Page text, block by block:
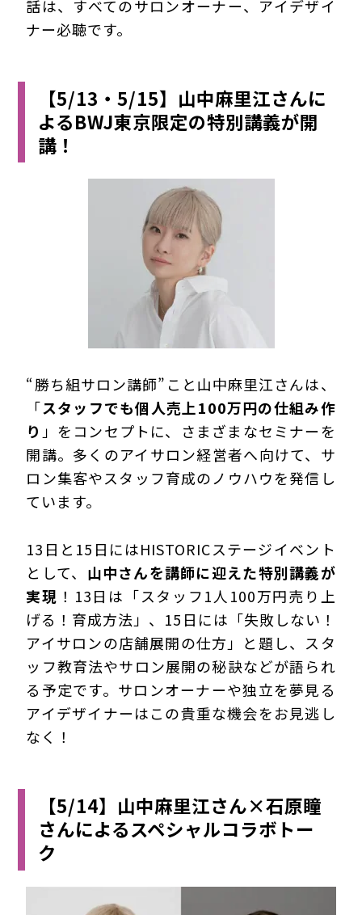
話は、すべてのサロンオーナー、アイデザイ
ナー必聴です。
【5/13・5/15】山中麻里江さんに
よるBWJ東京限定の特別講義が開
講！
“勝ち組サロン講師”こと山中麻里江さんは、
「スタッフでも個人売上100万円の仕組み作
り 」をコンセプトに、さまざまなセミナーを
開講。多くのアイサロン経営者へ向けて、サ
ロン集客やスタッフ育成のノウハウを発信し
ています。
13日と15日にはHISTORICステージイベント
として、 山中さんを講師に迎えた特別講義が
実現 ！13日は「スタッフ1人100万円売り上
げる！育成方法」、15日には「失敗しない！
アイサロンの店舗展開の仕方」と題し、スタ
ッフ教育法やサロン展開の秘訣などが語られ
る予定です。サロンオーナーや独立を夢見る
アイデザイナーはこの貴重な機会をお見逃し
なく！
【5/14】山中麻里江さん×石原瞳
さんによるスペシャルコラボトー
ク